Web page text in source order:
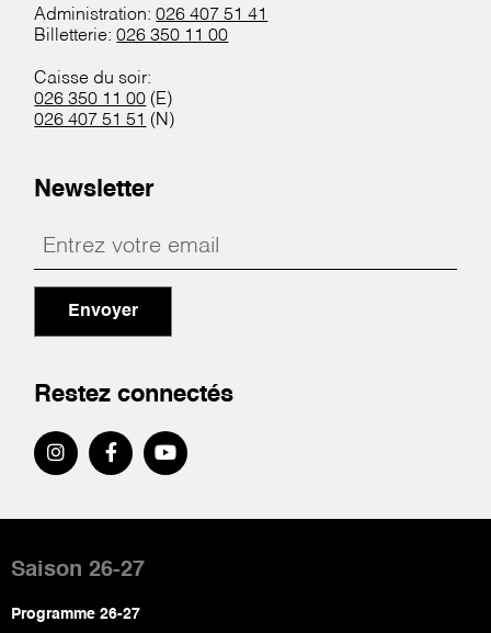
Administration:026 407 51 41
Billetterie:026 350 11 00
Caisse du soir:
026 350 11 00 (E)
026 407 51 51 (N)
Newsletter
Envoyer
Restez connectés
de
page
Saison 26-27
Programme 26-27